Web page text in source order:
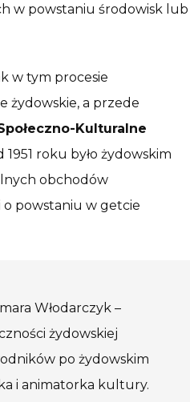
w powstaniu środowisk lub
w tym procesie
żydowskie, a przede
Kulturalne
1951 roku było żydowskim
obchodów
powstaniu w getcie
Włodarczyk –
żydowskiej
po żydowskim
i animatorka kultury.